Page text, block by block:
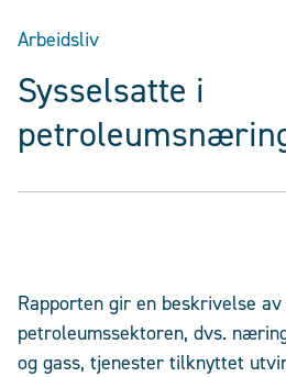
Arbeidsliv
Sysselsatte i
Rapporten gir en beskrivelse
petroleumssektoren, dvs.
og gass, tjenester tilknyttet